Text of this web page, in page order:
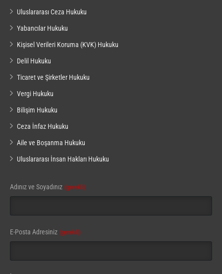
Uluslararası Ceza Hukuku
Yabancılar Hukuku
Kişisel Verileri Koruma (KVK) Hukuku
Delil Hukuku
Ticaret ve Şirketler Hukuku
Vergi Hukuku
Bilişim Hukuku
Ceza İnfaz Hukuku
Aile ve Boşanma Hukuku
Uluslararası İnsan Hakları Hukuku
Adınız ve Soyadınız (gerekli)
E-Posta Adresiniz (gerekli)